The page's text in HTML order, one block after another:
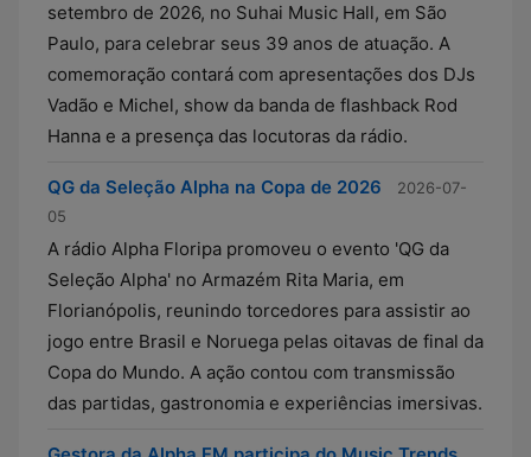
setembro de 2026, no Suhai Music Hall, em São
Paulo, para celebrar seus 39 anos de atuação. A
comemoração contará com apresentações dos DJs
Vadão e Michel, show da banda de flashback Rod
Hanna e a presença das locutoras da rádio.
QG da Seleção Alpha na Copa de 2026
2026-07-
05
A rádio Alpha Floripa promoveu o evento 'QG da
Seleção Alpha' no Armazém Rita Maria, em
Florianópolis, reunindo torcedores para assistir ao
jogo entre Brasil e Noruega pelas oitavas de final da
Copa do Mundo. A ação contou com transmissão
das partidas, gastronomia e experiências imersivas.